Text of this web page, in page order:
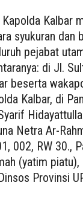
Kalbar
syukuran
pejabat
di Jl.
beserta
Kalbar, di
Netra Ar-
002, RW 30.,
(yatim
Provinsi